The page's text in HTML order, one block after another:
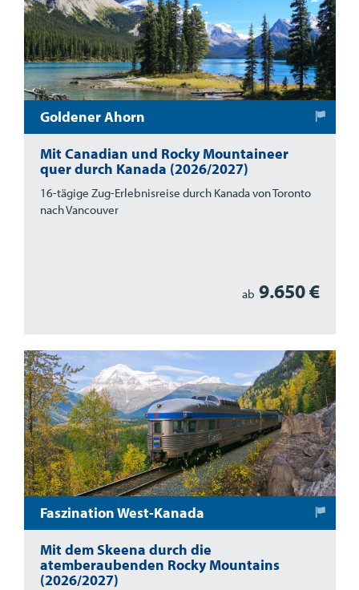
Goldener Ahorn
Mit Canadian und Rocky Mountaineer
quer durch Kanada (2026/2027)
16-tägige Zug-Erlebnisreise durch Kanada von Toronto
nach Vancouver
ab 9.650 €
Faszination West-Kanada
Mit dem Skeena durch die
atemberaubenden Rocky Mountains
(2026/2027)